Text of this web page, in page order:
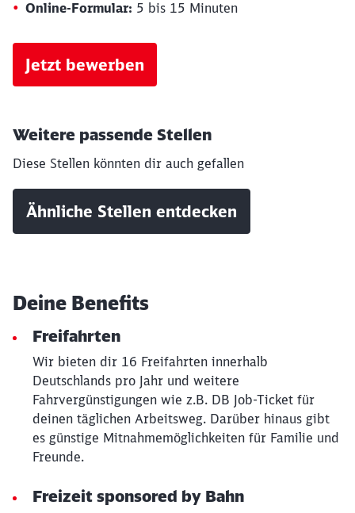
Online-Formular: 5 bis 15 Minuten
Jetzt bewerben
Weitere passende Stellen
Diese Stellen könnten dir auch gefallen
Ähnliche Stellen entdecken
Deine Benefits
Freifahrten
Wir bieten dir 16 Freifahrten innerhalb
Deutschlands pro Jahr und weitere
Fahrvergünstigungen wie z.B. DB Job-Ticket für
deinen täglichen Arbeitsweg. Darüber hinaus gibt
es günstige Mitnahmemöglichkeiten für Familie und
Freunde.
Freizeit sponsored by Bahn
Möchten Sie zu
werden?
Abbrechen